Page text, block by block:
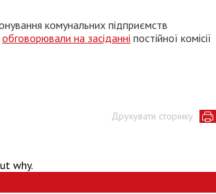
комунальних підприємств
обговорювали на засіданні постійної комісії
Друкувати сторінку
why.